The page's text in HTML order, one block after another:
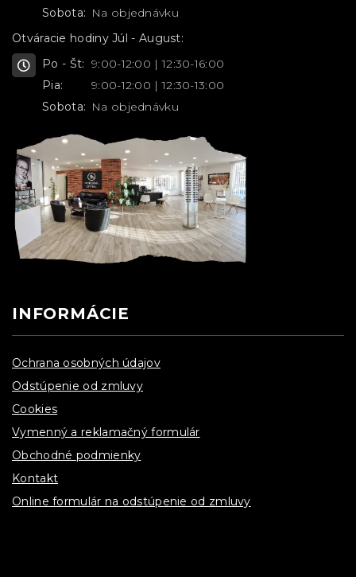
Sobota: Na objednávku
Otváracie hodiny Júl - August:
Po - Št: 9:00-12:00 | 12:30-16:00
Pia:
9:00-12:00 | 12:30-13:00
Sobota: Na objednávku
INFORMÁCIE
Ochrana osobných údajov
Odstúpenie od zmluvy
Cookies
Vymenný a reklamačný formulár
Obchodné podmienky
Kontakt
Online formulár na odstúpenie od zmluvy